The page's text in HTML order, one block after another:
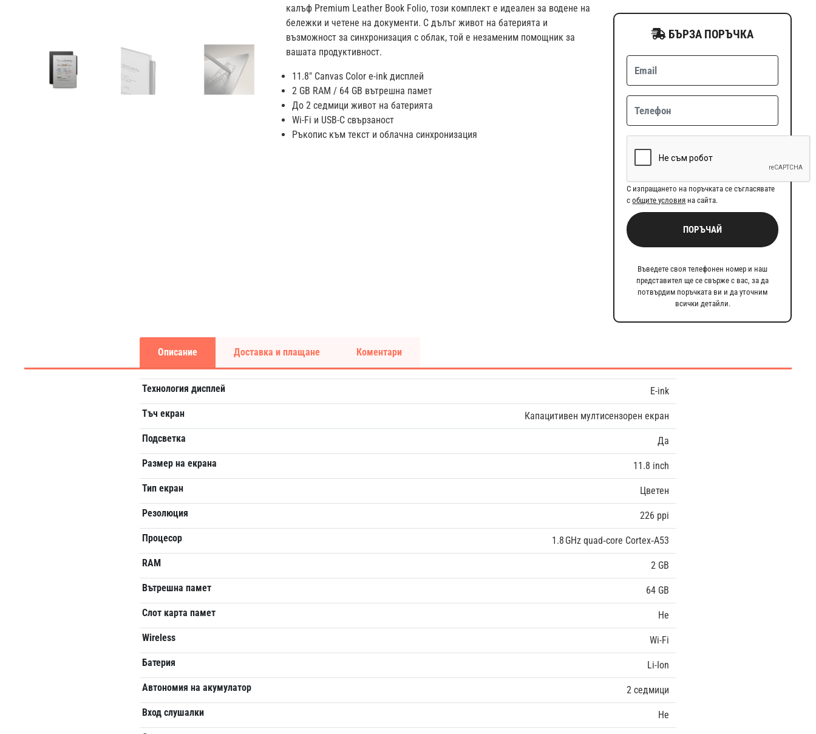
калъф Premium Leather Book Folio, този комплект е идеален за водене на
бележки и четене на документи. С дълъг живот на батерията и
възможност за синхронизация с облак, той е незаменим помощник за
вашата продуктивност.
11.8" Canvas Color e-ink дисплей
2 GB RAM / 64 GB вътрешна памет
До 2 седмици живот на батерията
Wi-Fi и USB-C свързаност
Ръкопис към текст и облачна синхронизация
БЪРЗА ПОРЪЧКА
С изпращането на поръчката се съгласявате
собщите условия на сайта.
ПОРЪЧАЙ
Въведете своя телефонен номер и наш
представител ще се свърже с вас, за да
потвърдим поръчката ви и да уточним
всички детайли.
Описание Доставка и плащане Коментари
Технология дисплей
E-ink
Тъч екран
Капацитивен мултисензорен екран
Подсветка
Да
Размер на екрана
11.8 inch
Тип екран
Цветен
Резолюция
226 ppi
Процесор
1.8 GHz quad‑core Cortex‑A53
RAM
2 GB
Вътрешна памет
64 GB
Слот карта памет
Не
Wireless
Wi-Fi
Батерия
Li-Ion
Автономия на акумулатор
2 седмици
Вход слушалки
Не